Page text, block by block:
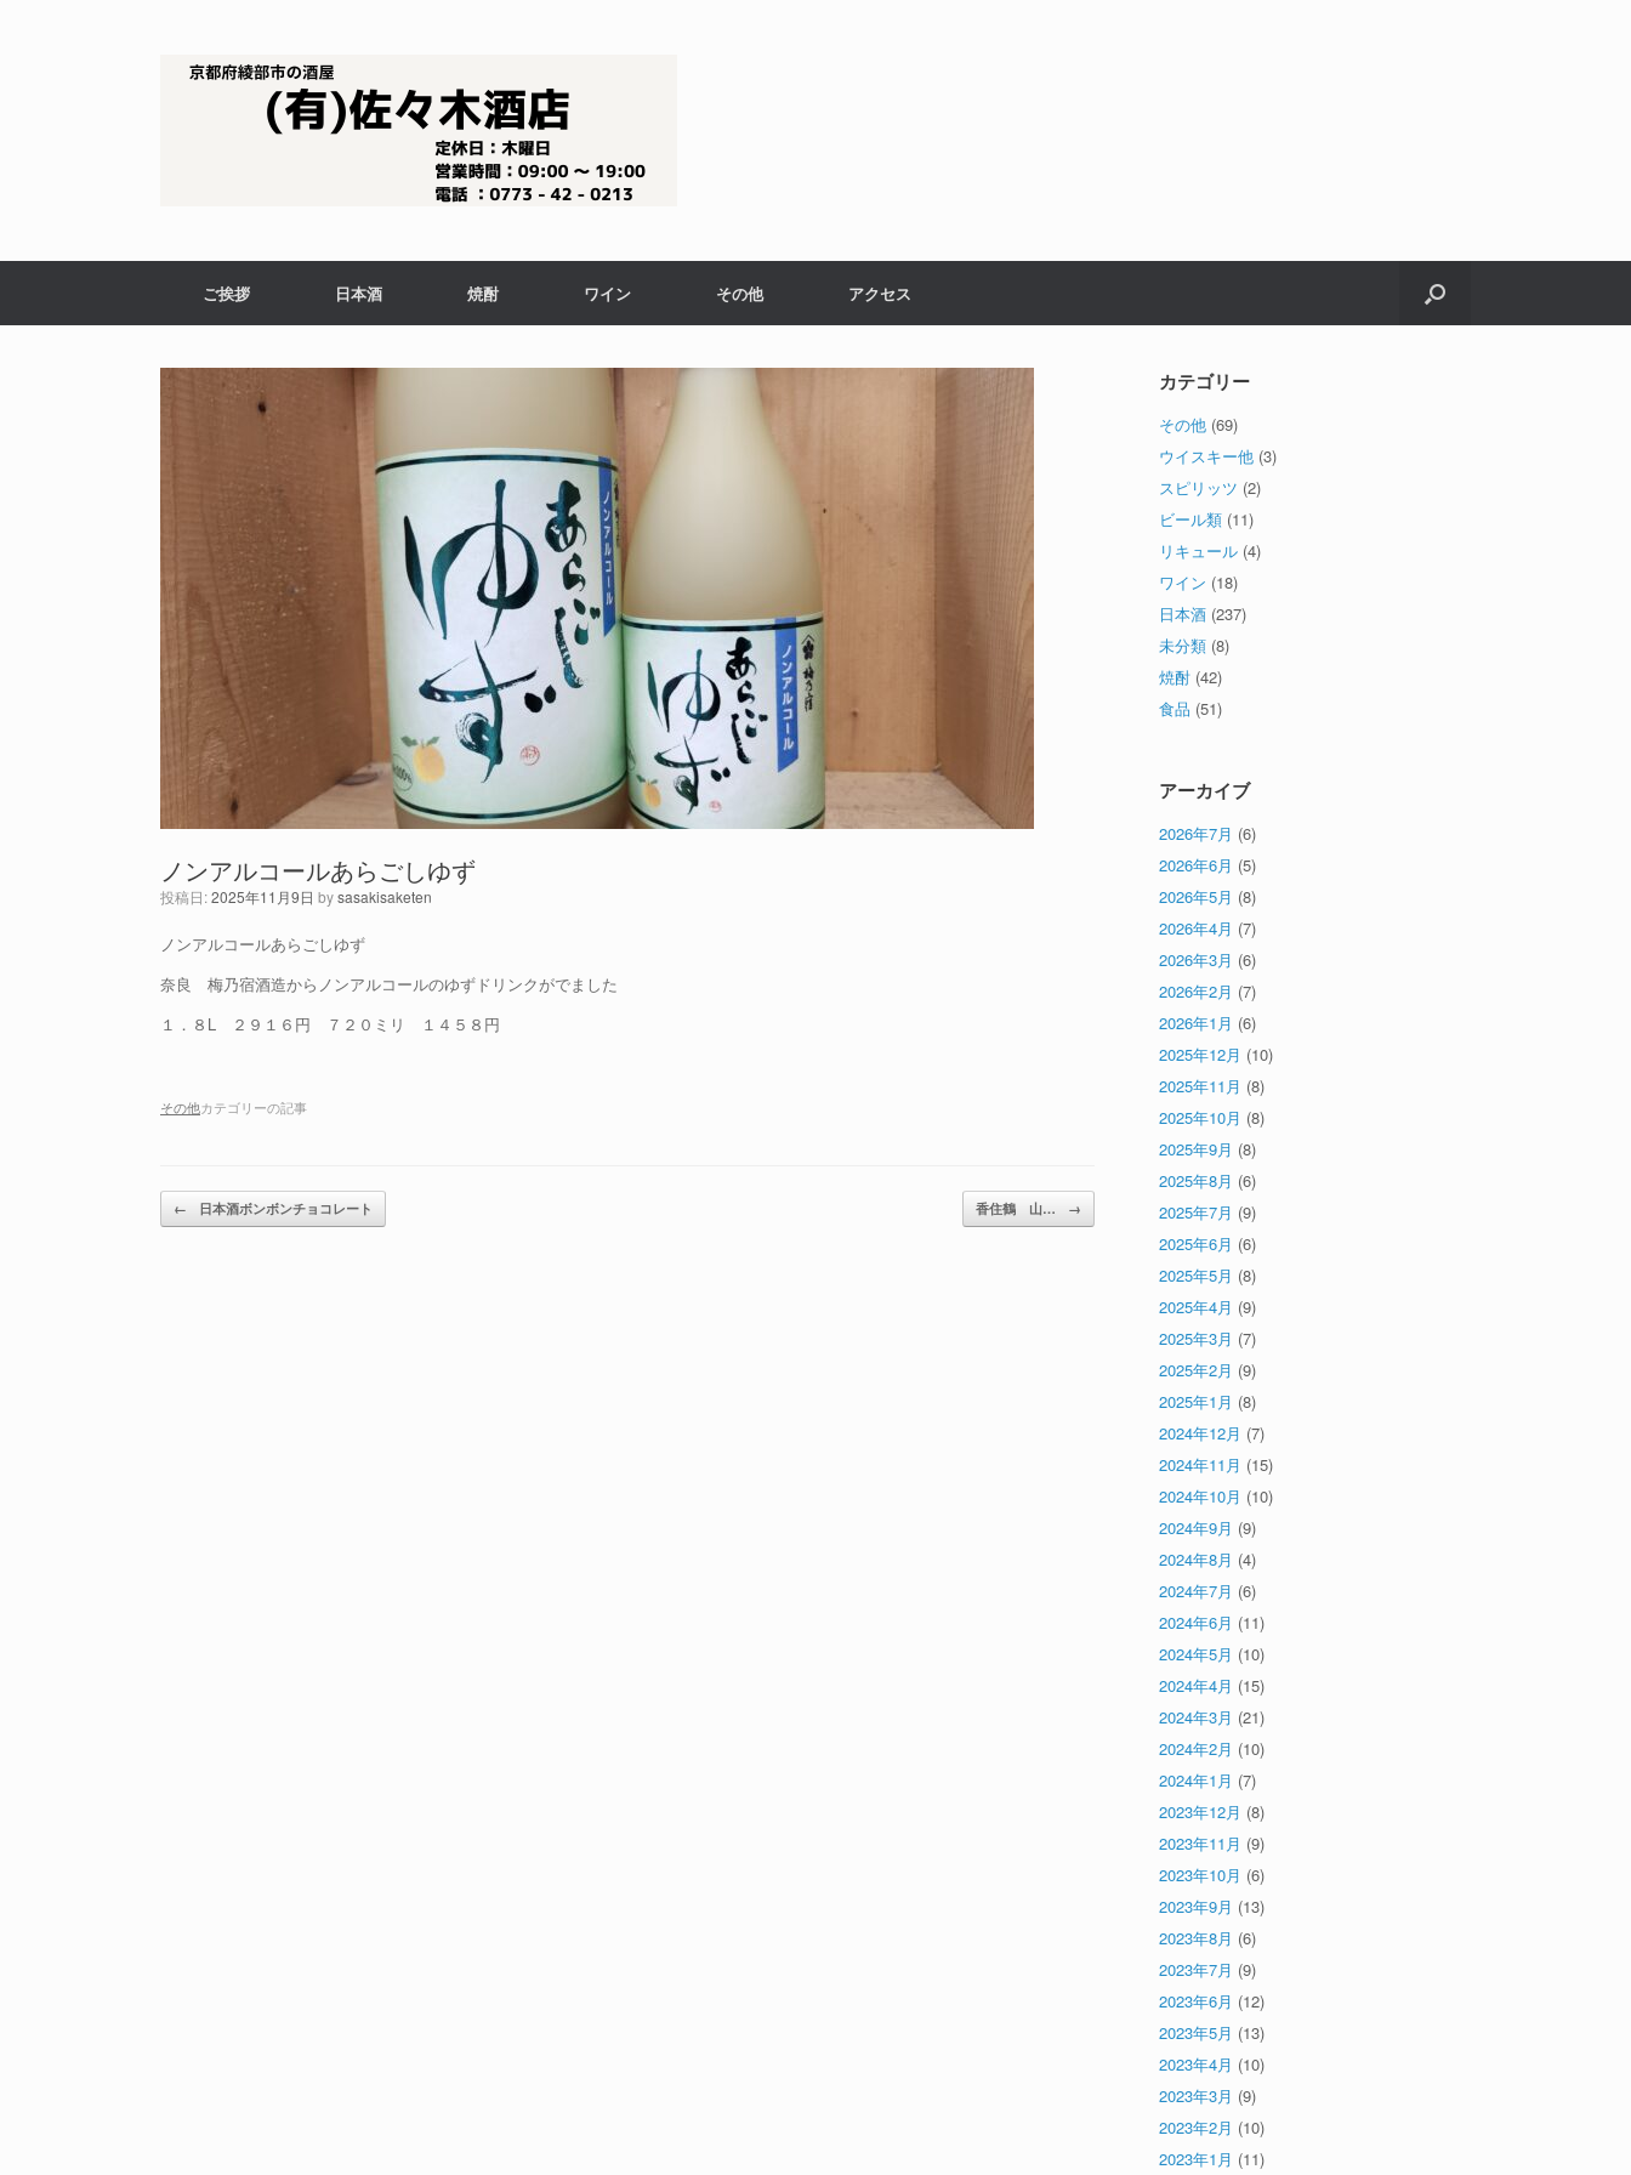
ご挨拶 日本酒 焼酎 ワイン その他 アクセス
ノンアルコールあらごしゆず
投稿日:2025年11月9日 bysasakisaketen
ノンアルコールあらごしゆず
奈良 梅乃宿酒造からノンアルコールのゆずドリンクがでました
１．８L ２９１６円 ７２０ミリ １４５８円
その他カテゴリーの記事
投稿ナビゲーション
← 日本酒ボンボンチョコレート 香住鶴 山… →
カテゴリー
その他 (69)
ウイスキー他 (3)
スピリッツ (2)
ビール類 (11)
リキュール (4)
ワイン (18)
日本酒 (237)
未分類 (8)
焼酎 (42)
食品 (51)
アーカイブ
2026年7月 (6)
2026年6月 (5)
2026年5月 (8)
2026年4月 (7)
2026年3月 (6)
2026年2月 (7)
2026年1月 (6)
2025年12月 (10)
2025年11月 (8)
2025年10月 (8)
2025年9月 (8)
2025年8月 (6)
2025年7月 (9)
2025年6月 (6)
2025年5月 (8)
2025年4月 (9)
2025年3月 (7)
2025年2月 (9)
2025年1月 (8)
2024年12月 (7)
2024年11月 (15)
2024年10月 (10)
2024年9月 (9)
2024年8月 (4)
2024年7月 (6)
2024年6月 (11)
2024年5月 (10)
2024年4月 (15)
2024年3月 (21)
2024年2月 (10)
2024年1月 (7)
2023年12月 (8)
2023年11月 (9)
2023年10月 (6)
2023年9月 (13)
2023年8月 (6)
2023年7月 (9)
2023年6月 (12)
2023年5月 (13)
2023年4月 (10)
2023年3月 (9)
2023年2月 (10)
2023年1月 (11)